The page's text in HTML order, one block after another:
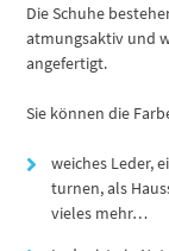
Die Schuhe
atmungsaktiv und
angefertigt.
Sie können die
weiches Leder,
turnen, als
vieles mehr…